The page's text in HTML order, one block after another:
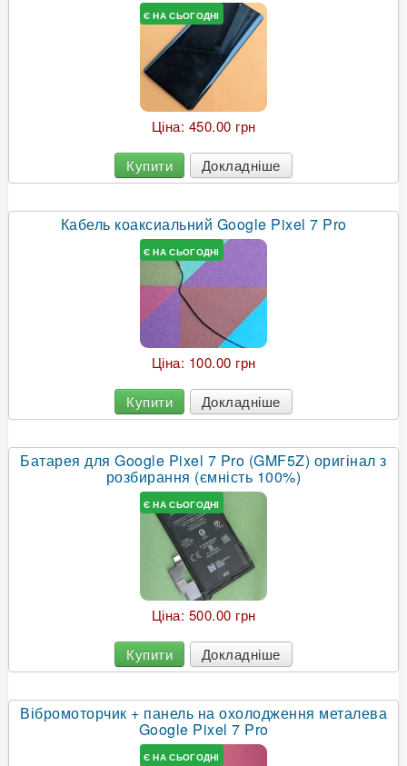
Є НА СЬОГОДНІ
Ціна: 450.00 грн
Купити Докладніше
Кабель коаксиальний Google Pixel 7 Pro
Є НА СЬОГОДНІ
Ціна: 100.00 грн
Купити Докладніше
Батарея для Google Pixel 7 Pro (GMF5Z) оригінал з
розбирання (ємність 100%)
Є НА СЬОГОДНІ
Ціна: 500.00 грн
Купити Докладніше
Вібромоторчик + панель на охолодження металева
Google Pixel 7 Pro
Є НА СЬОГОДНІ